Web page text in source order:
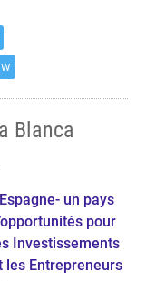
Blanca
un pays
pour
Investissements
les Entrepreneurs